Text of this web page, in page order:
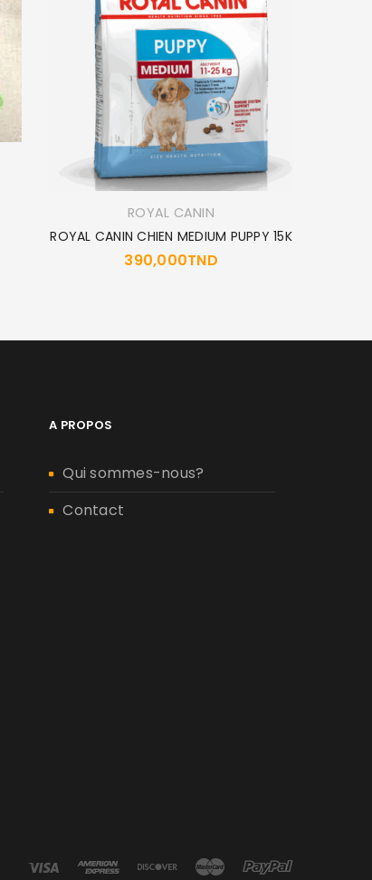
ROYAL CANIN
ROYAL CANIN CHIEN MEDIUM PUPPY 15K
390,000TND
A PROPOS
Qui sommes-nous?
Contact